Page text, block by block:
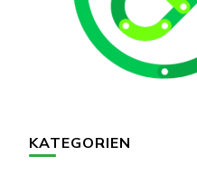
KATEGORIEN